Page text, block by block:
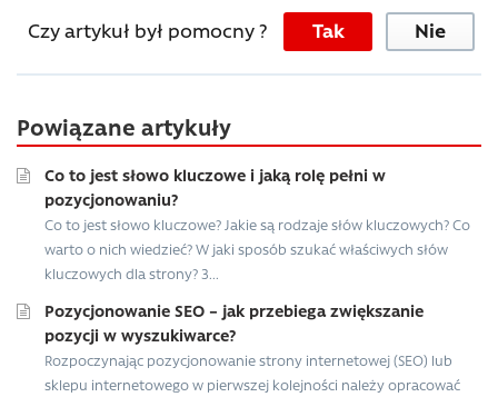
Czy artykuł był pomocny ? Tak Nie
Powiązane artykuły
Co to jest słowo kluczowe i jaką rolę pełni w
pozycjonowaniu?
Co to jest słowo kluczowe? Jakie są rodzaje słów kluczowych? Co
warto o nich wiedzieć? W jaki sposób szukać właściwych słów
kluczowych dla strony? 3...
Pozycjonowanie SEO – jak przebiega zwiększanie
pozycji w wyszukiwarce?
Rozpoczynając pozycjonowanie strony internetowej (SEO) lub
sklepu internetowego w pierwszej kolejności należy opracować